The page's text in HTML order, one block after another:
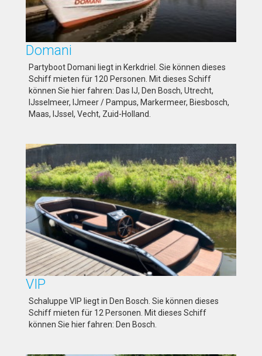
Domani
Partyboot Domani liegt in Kerkdriel. Sie können dieses
Schiff mieten für 120 Personen. Mit dieses Schiff
können Sie hier fahren: Das IJ, Den Bosch, Utrecht,
IJsselmeer, IJmeer / Pampus, Markermeer, Biesbosch,
Maas, IJssel, Vecht, Zuid-Holland.
VIP
Schaluppe VIP liegt in Den Bosch. Sie können dieses
Schiff mieten für 12 Personen. Mit dieses Schiff
können Sie hier fahren: Den Bosch.